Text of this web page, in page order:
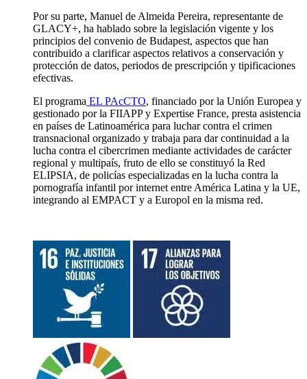
Por su parte, Manuel de Almeida Pereira, representante de
GLACY+, ha hablado sobre la legislación vigente y los
principios del convenio de Budapest, aspectos que han
contribuido a clarificar aspectos relativos a conservación y
protección de datos, periodos de prescripción y tipificaciones
efectivas.
El programa EL PAcCTO, financiado por la Unión Europea y
gestionado por la FIIAPP y Expertise France, presta asistencia
en países de Latinoamérica para luchar contra el crimen
transnacional organizado y trabaja para dar continuidad a la
lucha contra el cibercrimen mediante actividades de carácter
regional y multipaís, fruto de ello se constituyó la Red
ELIPSIA, de policías especializadas en la lucha contra la
pornografía infantil por internet entre América Latina y la UE,
integrando al EMPACT y a Europol en la misma red.